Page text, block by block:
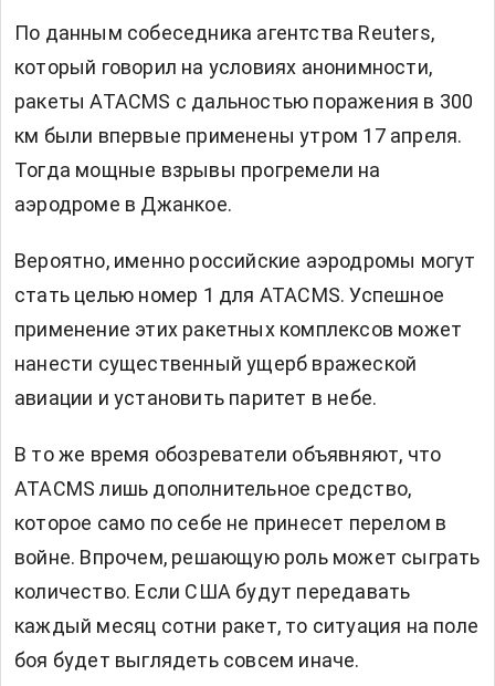
По данным собеседника агентства Reuters,
который говорил на условиях анонимности,
ракеты ATACMS с дальностью поражения в 300
км были впервые применены утром 17 апреля.
Тогда мощные взрывы прогремели на
аэродроме в Джанкое.
Вероятно, именно российские аэродромы могут
стать целью номер 1 для ATACMS. Успешное
применение этих ракетных комплексов может
нанести существенный ущерб вражеской
авиации и установить паритет в небе.
В то же время обозреватели объявняют, что
ATACMS лишь дополнительное средство,
которое само по себе не принесет перелом в
войне. Впрочем, решающую роль может сыграть
количество. Если США будут передавать
каждый месяц сотни ракет, то ситуация на поле
боя будет выглядеть совсем иначе.